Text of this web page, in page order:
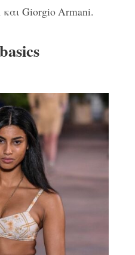
και Giorgio Armani.